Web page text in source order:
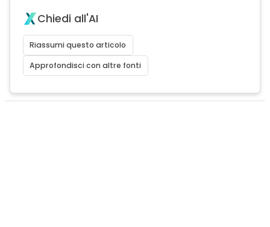
Chiedi all'AI
Riassumi questo articolo
Approfondisci con altre fonti